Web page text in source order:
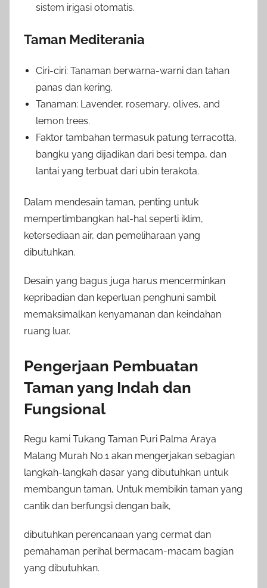
sistem irigasi otomatis.
Taman Mediterania
Ciri-ciri: Tanaman berwarna-warni dan tahan
panas dan kering.
Tanaman: Lavender, rosemary, olives, and
lemon trees.
Faktor tambahan termasuk patung terracotta,
bangku yang dijadikan dari besi tempa, dan
lantai yang terbuat dari ubin terakota.
Dalam mendesain taman, penting untuk
mempertimbangkan hal-hal seperti iklim,
ketersediaan air, dan pemeliharaan yang
dibutuhkan.
Desain yang bagus juga harus mencerminkan
kepribadian dan keperluan penghuni sambil
memaksimalkan kenyamanan dan keindahan
ruang luar.
Pengerjaan Pembuatan
Taman yang Indah dan
Fungsional
Regu kami Tukang Taman Puri Palma Araya
Malang Murah No.1 akan mengerjakan sebagian
langkah-langkah dasar yang dibutuhkan untuk
membangun taman, Untuk membikin taman yang
cantik dan berfungsi dengan baik,
dibutuhkan perencanaan yang cermat dan
pemahaman perihal bermacam-macam bagian
yang dibutuhkan.